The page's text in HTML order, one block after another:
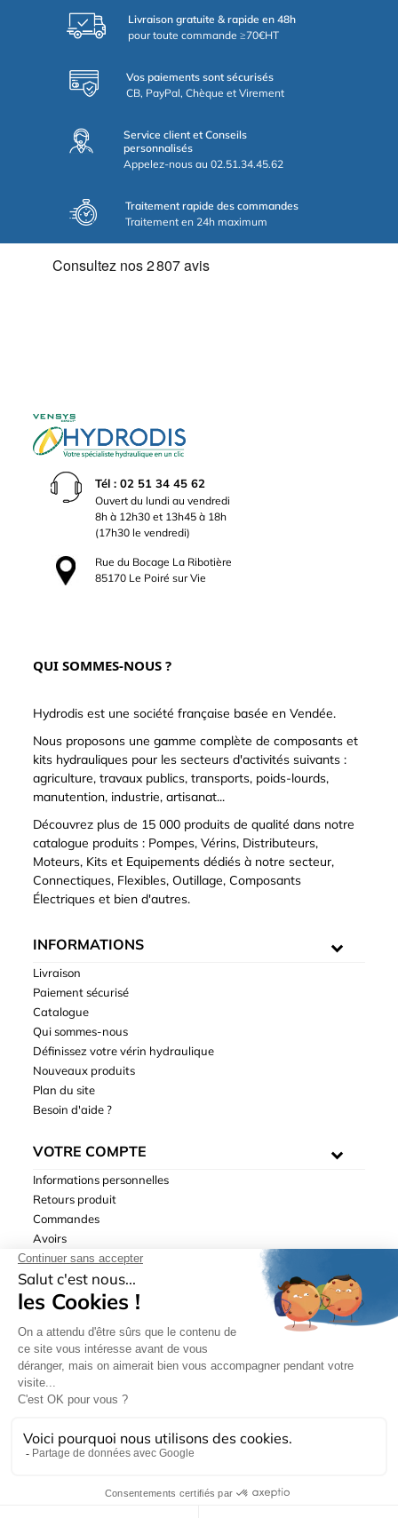
Livraison gratuite & rapide en 48h
pour toute commande ≥70€HT
Vos paiements sont sécurisés
CB, PayPal, Chèque et Virement
Service client et Conseils
personnalisés
Appelez-nous au 02.51.34.45.62
Traitement rapide des commandes
Traitement en 24h maximum
Tél : 02 51 34 45 62
Ouvert du lundi au vendredi
8h à 12h30 et 13h45 à 18h
(17h30 le vendredi)
Rue du Bocage La Ribotière
85170 Le Poiré sur Vie
QUI SOMMES-NOUS ?
Hydrodis est une société française basée en Vendée.
Nous proposons une gamme complète de composants et
kits hydrauliques pour les secteurs d'activités suivants :
agriculture, travaux publics, transports, poids-lourds,
manutention, industrie, artisanat...
Découvrez plus de 15 000 produits de qualité dans notre
catalogue produits : Pompes, Vérins, Distributeurs,
Moteurs, Kits et Equipements dédiés à notre secteur,
Connectiques, Flexibles, Outillage, Composants
Électriques et bien d'autres.
INFORMATIONS
Livraison
Paiement sécurisé
Catalogue
Qui sommes-nous
Définissez votre vérin hydraulique
Nouveaux produits
Plan du site
Besoin d'aide ?
VOTRE COMPTE
Informations personnelles
Retours produit
Commandes
Avoirs
Adresses
Bons de réduction
de ventes| © Hydrodis 2003-2026. Tous droits réservés